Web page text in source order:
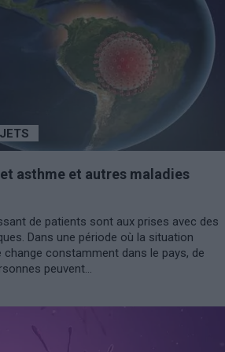
asthme et autres maladies
de patients sont aux prises avec des
Dans une période où la situation
change constamment dans le pays, de
peuvent...